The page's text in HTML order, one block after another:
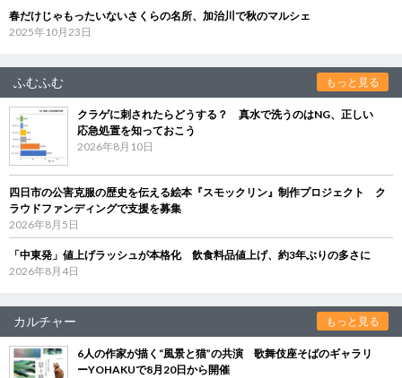
春だけじゃもったいないさくらの名所、加治川で秋のマルシェ
2025年10月23日
ふむふむ もっと見る
クラゲに刺されたらどうする？ 真水で洗うのはNG、正しい
応急処置を知っておこう
2026年8月10日
四日市の公害克服の歴史を伝える絵本『スモックリン』制作プロジェクト ク
ラウドファンディングで支援を募集
2026年8月5日
「中東発」値上げラッシュが本格化 飲食料品値上げ、約3年ぶりの多さに
2026年8月4日
カルチャー もっと見る
6人の作家が描く“風景と猫”の共演 歌舞伎座そばのギャラリ
ーYOHAKUで8月20日から開催